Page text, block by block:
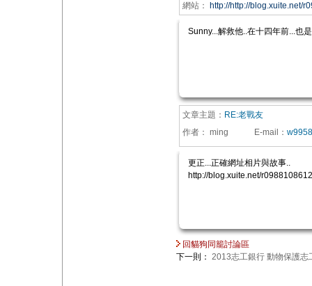
網站： http://http://blog.xuite.net/
Sunny...解救他..在十四年前...也
文章主題： RE:老戰友
作者： ming E-mail ：
更正...正確網址相片與故事..
http://blog.xuite.net/
回貓狗同籠討論區
下一則： 2013志工銀行 動物保護志